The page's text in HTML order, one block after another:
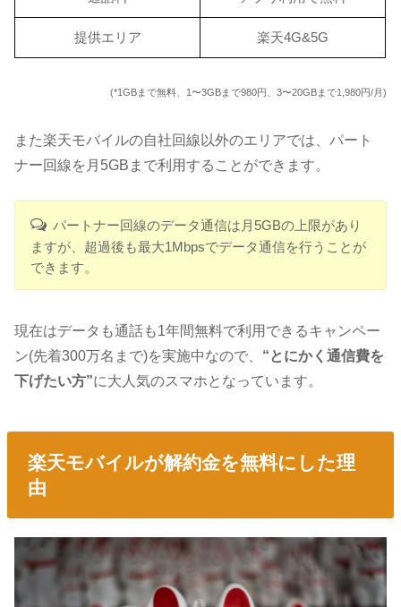
提供エリア 楽天4G&5G
(*1GBまで無料、1〜3GBまで980円、3〜20GBまで1,980円/月)
また楽天モバイルの自社回線以外のエリアでは、パート
ナー回線を月5GBまで利用することができます。
パートナー回線のデータ通信は月5GBの上限があり
ますが、超過後も最大1Mbpsでデータ通信を行うことが
できます。
現在はデータも通話も1年間無料で利用できるキャンペー
ン(先着300万名まで)を実施中なので、 “とにかく通信費を
下げたい方”に大人気のスマホとなっています。
楽天モバイルが解約金を無料にした理
由